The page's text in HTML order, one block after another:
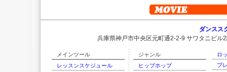
ダンスス
兵庫県神戸市中央区元町通2-2-9 サワタニビル
メインツール
レッスンスケジュール
ジャンル
ヒップホップ
ロ
ブ